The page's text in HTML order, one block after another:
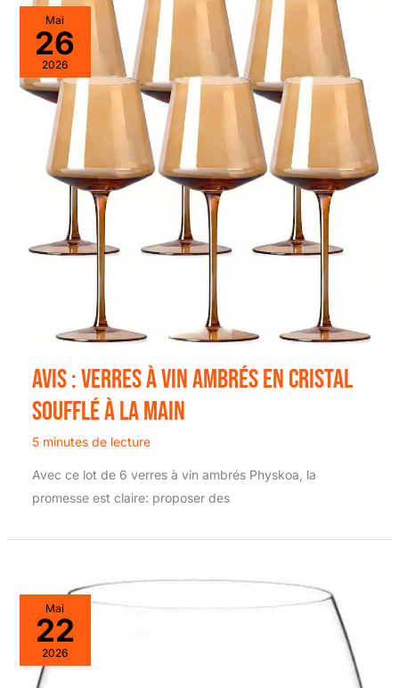
Mai
26
2026
Avis : verres à vin ambrés en cristal
soufflé à la main
5 minutes de lecture
Avec ce lot de 6 verres à vin ambrés Physkoa, la
promesse est claire: proposer des
Mai
22
2026